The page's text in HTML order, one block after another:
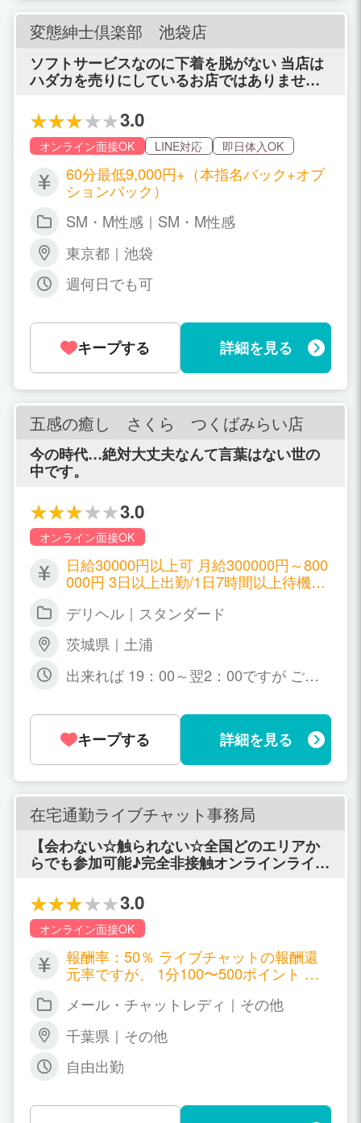
変態紳士倶楽部 池袋店
ソフトサービスなのに下着を脱がない 当店は
ハダカを売りにしているお店ではありません
を脱ぐ必要はありません。
3.0
オンライン面接OK LINE対応 即日体入OK
60分最低9,000円+（本指名バック+オプ
ションバック）
SM・M性感｜SM・M性感
東京都｜池袋
週何日でも可
キープする 詳細を見る
五感の癒し さくら つくばみらい店
今の時代…絶対大丈夫なんて言葉はない世の
中です。
3.0
オンライン面接OK
日給30000円以上可 月給300000円～800
000円 3日以上出勤/1日7時間以上待機に
変わる場合もございます。詳しくはお店
に問い合わせください。
デリヘル｜スタンダード
茨城県｜土浦
出来れば 19：00～翌2：00ですが ご都
キープする 詳細を見る
在宅通勤ライブチャット事務局
【会わない☆触られない☆全国どのエリアか
らでも参加可能♪完全非接触オンラインライブ
でお客様とコミュニケーションを行うオンラ
イン接客バイトです。 直接会う事は一切無い
ので、安心☆安全☆完全在宅OK☆自由出勤O
K！！ だから全国どこでもオシゴトできちゃ
う♪
3.0
オンライン面接OK
報酬率：50％ ライブチャットの報酬還
元率ですが、 1分100〜500ポイント の3
酬となります。 【在宅】50%バック
可能） ＜報酬例＞ 1分100ポイント＝¥1
00計算として1時間お客様と話しをした
場合 60分×¥100＝¥6,000 ¥6,000×50%＝
例として出しましたが1人のお客様だけ
メール・チャットレディ｜その他
千葉県｜その他
自由出勤